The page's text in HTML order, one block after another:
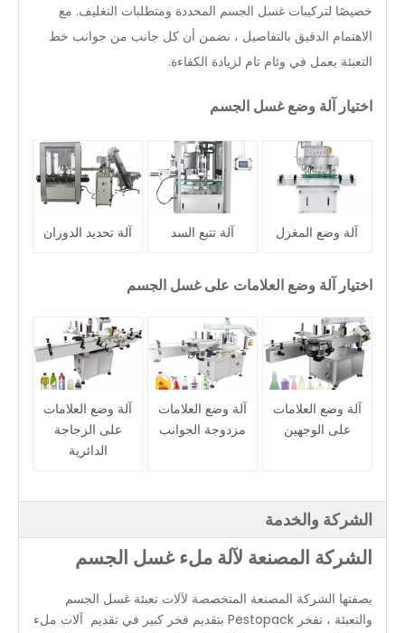
خصيصًا لتركيبات غسل الجسم المحددة ومتطلبات التغليف. مع
الاهتمام الدقيق بالتفاصيل ، نضمن أن كل جانب من جوانب خط
التعبئة يعمل في وئام تام لزيادة الكفاءة.
اختيار آلة وضع غسل الجسم
آلة وضع المغزل آلة تتبع السد آلة تحديد الدوران
اختيار آلة وضع العلامات على غسل الجسم
آلة وضع العلامات
على الوجهين
آلة وضع العلامات
مزدوجة الجوانب
آلة وضع العلامات
على الزجاجة
الدائرية
الشركة والخدمة
الشركة المصنعة لآلة ملء غسل الجسم
بصفتها الشركة المصنعة المتخصصة لآلات تعبئة غسل الجسم
والتعبئة ، تفخر Pestopack بتقديم فخر كبير في تقديم آلات ملء